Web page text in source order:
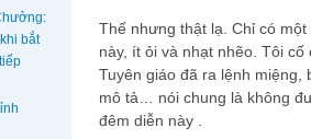
bắt
Thế nhưng thật lạ. Chỉ có
này, ít ỏi và nhạt nhẽo. Tôi
Tuyên giáo đã ra lệnh
mô tả… nói chung là không
đêm diễn này .